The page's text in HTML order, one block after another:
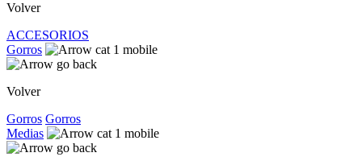
Volver
ACCESORIOS
Gorros
Volver
Gorros Gorros
Medias